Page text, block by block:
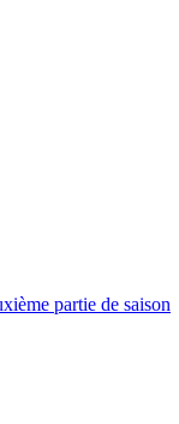
partie de saison